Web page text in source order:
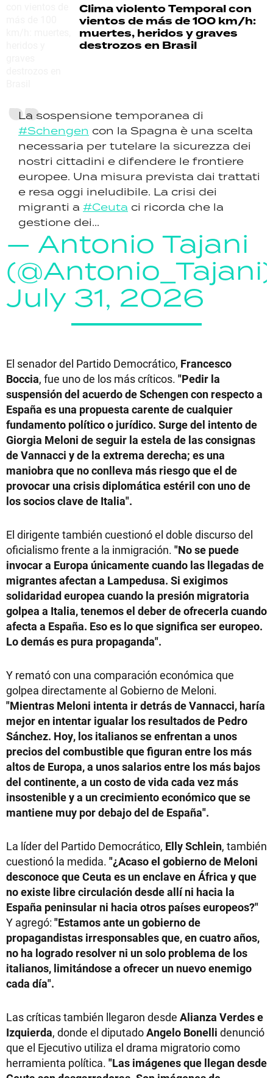
Clima violentoTemporal con
vientos de más de 100 km/h:
muertes, heridos y graves
destrozos en Brasil
La sospensione temporanea di
#Schengen con la Spagna è una scelta
necessaria per tutelare la sicurezza dei
nostri cittadini e difendere le frontiere
europee. Una misura prevista dai trattati
e resa oggi ineludibile. La crisi dei
migranti a #Ceuta ci ricorda che la
gestione dei...
— Antonio Tajani
(@Antonio_Tajani)
July 31, 2026
El senador del Partido Democrático, Francesco
Boccia, fue uno de los más críticos. "Pedir la
suspensión del acuerdo de Schengen con respecto a
España es una propuesta carente de cualquier
fundamento político o jurídico. Surge del intento de
Giorgia Meloni de seguir la estela de las consignas
de Vannacci y de la extrema derecha; es una
maniobra que no conlleva más riesgo que el de
provocar una crisis diplomática estéril con uno de
los socios clave de Italia".
El dirigente también cuestionó el doble discurso del
oficialismo frente a la inmigración. "No se puede
invocar a Europa únicamente cuando las llegadas de
migrantes afectan a Lampedusa. Si exigimos
solidaridad europea cuando la presión migratoria
golpea a Italia, tenemos el deber de ofrecerla cuando
afecta a España. Eso es lo que significa ser europeo.
Lo demás es pura propaganda".
Y remató con una comparación económica que
golpea directamente al Gobierno de Meloni.
"Mientras Meloni intenta ir detrás de Vannacci, haría
mejor en intentar igualar los resultados de Pedro
Sánchez. Hoy, los italianos se enfrentan a unos
precios del combustible que figuran entre los más
altos de Europa, a unos salarios entre los más bajos
del continente, a un costo de vida cada vez más
insostenible y a un crecimiento económico que se
mantiene muy por debajo del de España".
La líder del Partido Democrático, Elly Schlein, también
cuestionó la medida. "¿Acaso el gobierno de Meloni
desconoce que Ceuta es un enclave en África y que
no existe libre circulación desde allí ni hacia la
España peninsular ni hacia otros países europeos?"
Y agregó: "Estamos ante un gobierno de
propagandistas irresponsables que, en cuatro años,
no ha logrado resolver ni un solo problema de los
italianos, limitándose a ofrecer un nuevo enemigo
cada día".
Las críticas también llegaron desde Alianza Verdes e
Izquierda, donde el diputadoAngelo Bonelli denunció
que el Ejecutivo utiliza el drama migratorio como
herramienta política. "Las imágenes que llegan desde